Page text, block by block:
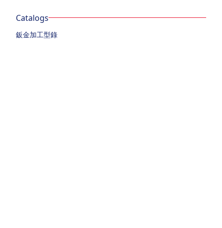
Catalogs
鈑金加工型錄